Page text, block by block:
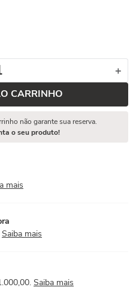
＋
CARRINHO
não garante sua reserva.
o seu produto!
mais
Saiba mais
Saiba mais